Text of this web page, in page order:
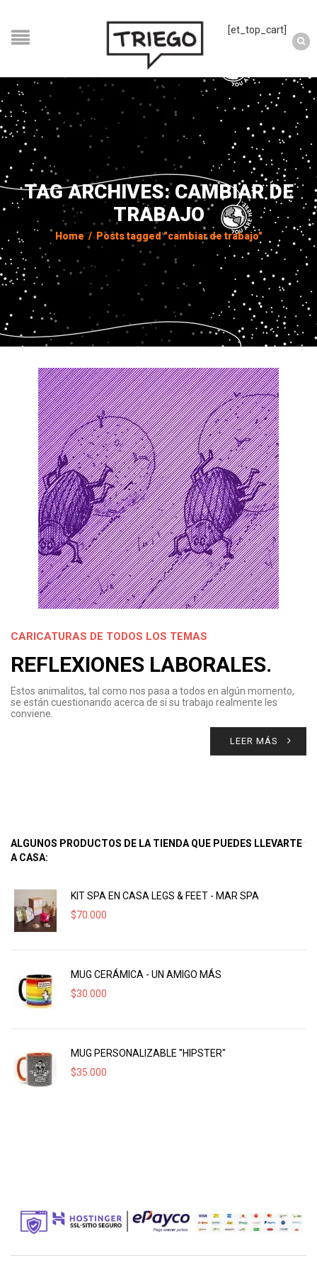
[et_top_cart]
TAG ARCHIVES: CAMBIAR DE
TRABAJO
Home / Posts tagged "cambiar de trabajo"
CARICATURAS DE TODOS LOS TEMAS
REFLEXIONES LABORALES.
Estos animalitos, tal como nos pasa a todos en algún momento,
se están cuestionando acerca de si su trabajo realmente les
conviene.
LEER MÁS
ALGUNOS PRODUCTOS DE LA TIENDA QUE PUEDES LLEVARTE
A CASA:
KIT SPA EN CASA LEGS & FEET - MAR SPA
$70.000
MUG CERÁMICA - UN AMIGO MÁS
$30.000
MUG PERSONALIZABLE "HIPSTER"
$35.000